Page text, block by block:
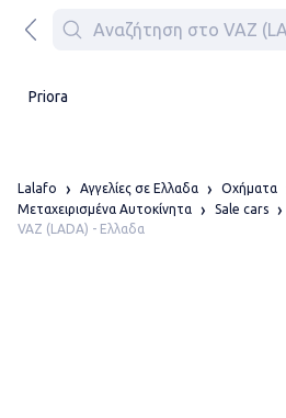
Priora
Lalafo Αγγελίες σε Ελλαδα
Οχήματα
Μεταχειρισμένα Αυτοκίνητα
Sale cars
VAZ (LADA) - Ελλαδα